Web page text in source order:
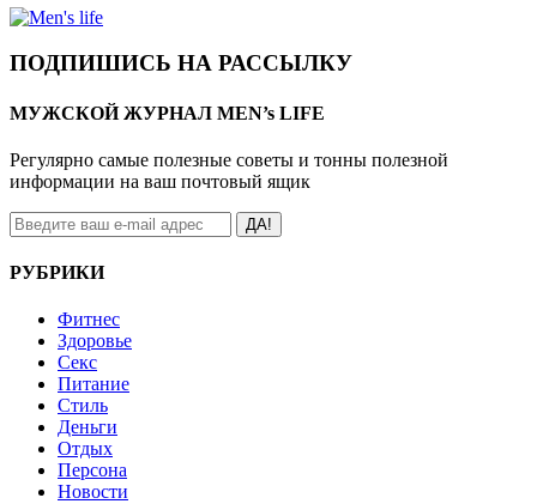
ПОДПИШИСЬ НА РАССЫЛКУ
МУЖСКОЙ ЖУРНАЛ MEN’s LIFE
Регулярно самые полезные советы и тонны полезной
информации на ваш почтовый ящик
ДА!
РУБРИКИ
Фитнес
Здоровье
Секс
Питание
Стиль
Деньги
Отдых
Персона
Новости